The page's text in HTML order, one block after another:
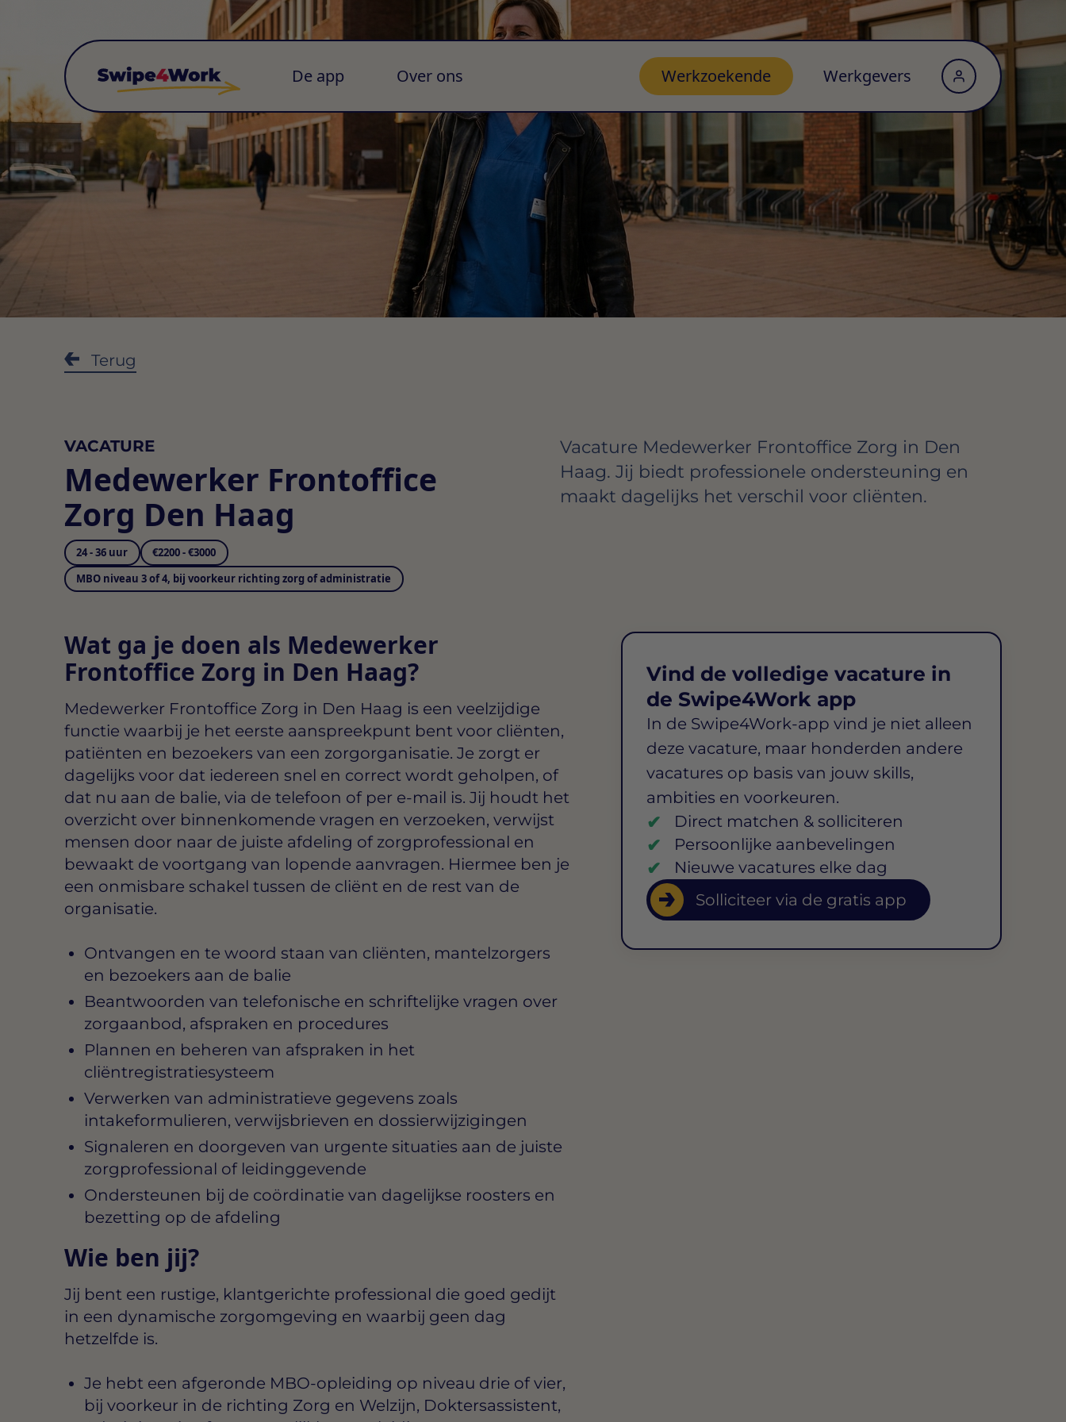
De app Over ons Werkzoekende Werkgevers
Terug
VACATURE
Medewerker Frontoffice
Zorg Den Haag
24 - 36 uur
€2200 - €3000
MBO niveau 3 of 4, bij voorkeur richting zorg of administratie
Vacature Medewerker Frontoffice Zorg in Den
Haag. Jij biedt professionele ondersteuning en
maakt dagelijks het verschil voor cliënten.
Wat ga je doen als Medewerker
Frontoffice Zorg in Den Haag?
Medewerker Frontoffice Zorg in Den Haag is een veelzijdige
functie waarbij je het eerste aanspreekpunt bent voor cliënten,
patiënten en bezoekers van een zorgorganisatie. Je zorgt er
dagelijks voor dat iedereen snel en correct wordt geholpen, of
dat nu aan de balie, via de telefoon of per e-mail is. Jij houdt het
overzicht over binnenkomende vragen en verzoeken, verwijst
mensen door naar de juiste afdeling of zorgprofessional en
bewaakt de voortgang van lopende aanvragen. Hiermee ben je
een onmisbare schakel tussen de cliënt en de rest van de
organisatie.
Ontvangen en te woord staan van cliënten, mantelzorgers
en bezoekers aan de balie
Beantwoorden van telefonische en schriftelijke vragen over
zorgaanbod, afspraken en procedures
Plannen en beheren van afspraken in het
cliëntregistratiesysteem
Verwerken van administratieve gegevens zoals
intakeformulieren, verwijsbrieven en dossierwijzigingen
Signaleren en doorgeven van urgente situaties aan de juiste
zorgprofessional of leidinggevende
Ondersteunen bij de coördinatie van dagelijkse roosters en
bezetting op de afdeling
Wie ben jij?
Jij bent een rustige, klantgerichte professional die goed gedijt
in een dynamische zorgomgeving en waarbij geen dag
hetzelfde is.
Je hebt een afgeronde MBO-opleiding op niveau drie of vier,
bij voorkeur in de richting Zorg en Welzijn, Doktersassistent,
Vind de volledige vacature in
de Swipe4Work app
In de Swipe4Work-app vind je niet alleen
deze vacature, maar honderden andere
vacatures op basis van jouw skills,
ambities en voorkeuren.
Direct matchen & solliciteren
Persoonlijke aanbevelingen
Nieuwe vacatures elke dag
Solliciteer via de gratis app